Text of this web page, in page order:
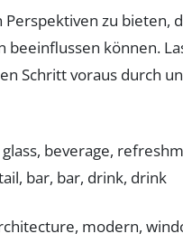
zu bieten,
beeinflussen können.
Schritt voraus durch